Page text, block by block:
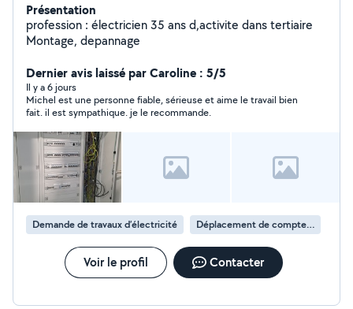
Présentation
profession : électricien 35 ans d,activite dans tertiaire
Montage, depannage
Dernier avis laissé par Caroline : 5/5
Il y a 6 jours
Michel est une personne fiable, sérieuse et aime le travail bien
fait. il est sympathique. je le recommande.
Demande de travaux d’électricité Déplacement de compteur électrique
Voir le profil Contacter